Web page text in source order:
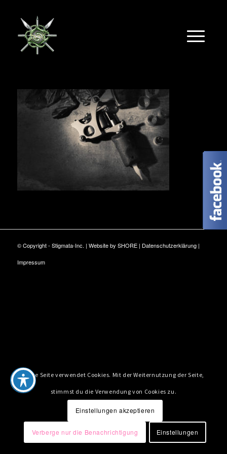
© Copyright - Stigmata-Inc. | Website by SHORE| Datenschutzerklärung|
Impressum
Diese Seite verwendet Cookies. Mit der Weiternutzung der Seite,
stimmst du die Verwendung von Cookies zu.
Einstellungen akzeptieren
Verberge nur die Benachrichtigung Einstellungen